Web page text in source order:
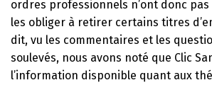
ordres professionnels n’ont donc
les obliger à retirer certains titres
dit, vu les commentaires et les
soulevés, nous avons noté que Clic
l’information disponible quant aux